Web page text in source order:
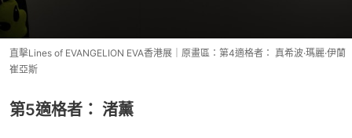
直擊Lines of EVANGELION EVA香港展｜原畫區：第4適格者： 真希波·瑪麗·伊蘭
崔亞斯
第5適格者： 渚薰